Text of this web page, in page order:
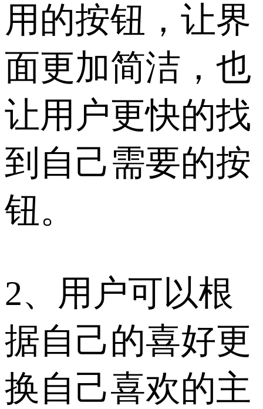
用的按钮，让界
面更加简洁，也
让用户更快的找
到自己需要的按
钮。
2、用户可以根
据自己的喜好更
换自己喜欢的主